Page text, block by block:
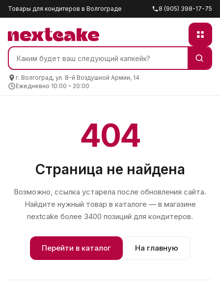
Товары для кондитеров в Волгограде 8 (905) 398-17-75
г. Волгоград, ул. 8-й Воздушной Армии, 14
Ежедневно 10:00 – 20:00
404
Страница не найдена
Возможно, ссылка устарела после обновления сайта.
Найдите нужный товар в каталоге — в магазине
nextcake более 3400 позиций для кондитеров.
Перейти в каталог На главную